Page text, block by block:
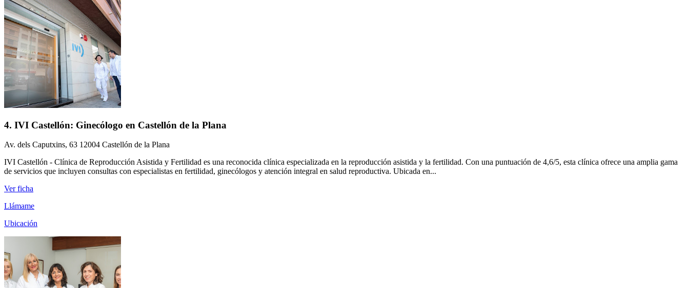
4. IVI Castellón: Ginecólogo en Castellón de la Plana
Av. dels Caputxins, 63 12004 Castellón de la Plana
IVI Castellón - Clínica de Reproducción Asistida y Fertilidad es una reconocida clínica especializada en la reproducción asistida y la fertilidad. Con una puntuación de 4,6/5, esta clínica ofrece una amplia gama
de servicios que incluyen consultas con especialistas en fertilidad, ginecólogos y atención integral en salud reproductiva. Ubicada en...
Ver ficha
Llámame
Ubicación